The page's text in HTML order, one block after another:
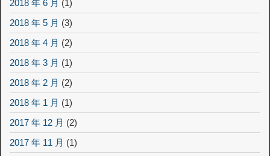
2018 年 6 月 (1)
2018 年 5 月 (3)
2018 年 4 月 (2)
2018 年 3 月 (1)
2018 年 2 月 (2)
2018 年 1 月 (1)
2017 年 12 月 (2)
2017 年 11 月 (1)